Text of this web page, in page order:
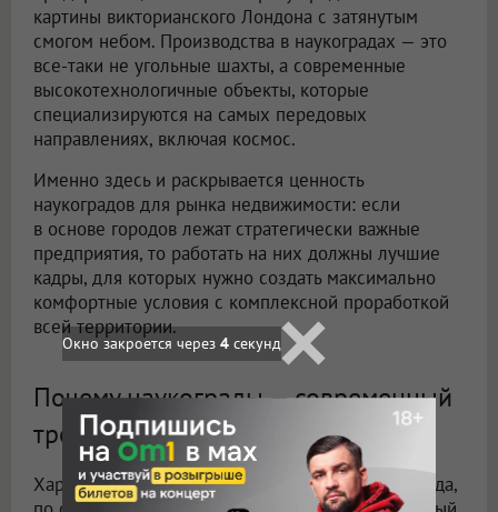
картины викторианского Лондона с затянутым
смогом небом. Производства в наукоградах — это
все-таки не угольные шахты, а современные
высокотехнологичные объекты, которые
специализируются на самых передовых
направлениях, включая космос.
Именно здесь и раскрывается ценность
наукоградов для рынка недвижимости: если
в основе городов лежат стратегически важные
предприятия, то работать на них должны лучшие
кадры, для которых нужно создать максимально
комфортные условия с комплексной проработкой
всей территории.
Почему наукограды — современный
тренд
Характерным примером современного наукограда,
Окно закроется через 2 секунд